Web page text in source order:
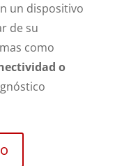
un dispositivo
de su
como
o